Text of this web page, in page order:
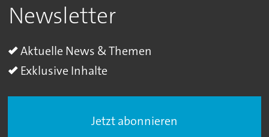
Newsletter
Aktuelle News & Themen
Exklusive Inhalte
Jetzt abonnieren